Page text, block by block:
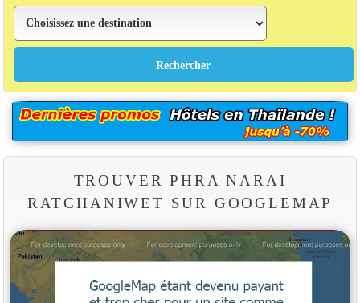
TROUVER PHRA NARAI
RATCHANIWET SUR GOOGLEMAP